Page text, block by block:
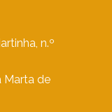
n.º
Marta de